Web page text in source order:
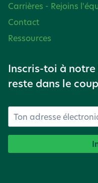
Carrières - Rejoins
Contact
Ressources
Inscris-toi à
reste dans le